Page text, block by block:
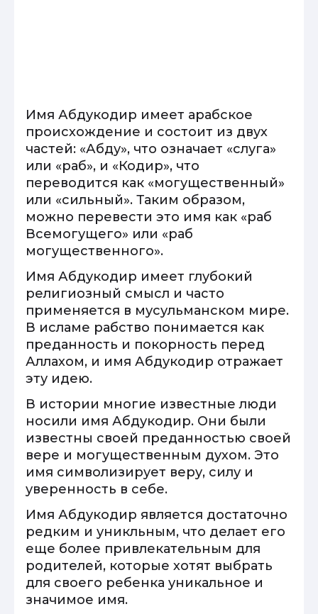
Имя Абдукодир имеет арабское
происхождение и состоит из двух
частей: «Абду», что означает «слуга»
или «раб», и «Кодир», что
переводится как «могущественный»
или «сильный». Таким образом,
можно перевести это имя как «раб
Всемогущего» или «раб
могущественного».
Имя Абдукодир имеет глубокий
религиозный смысл и часто
применяется в мусульманском мире.
В исламе рабство понимается как
преданность и покорность перед
Аллахом, и имя Абдукодир отражает
эту идею.
В истории многие известные люди
носили имя Абдукодир. Они были
известны своей преданностью своей
вере и могущественным духом. Это
имя символизирует веру, силу и
уверенность в себе.
Имя Абдукодир является достаточно
редким и уникльным, что делает его
еще более привлекательным для
родителей, которые хотят выбрать
для своего ребенка уникальное и
значимое имя.